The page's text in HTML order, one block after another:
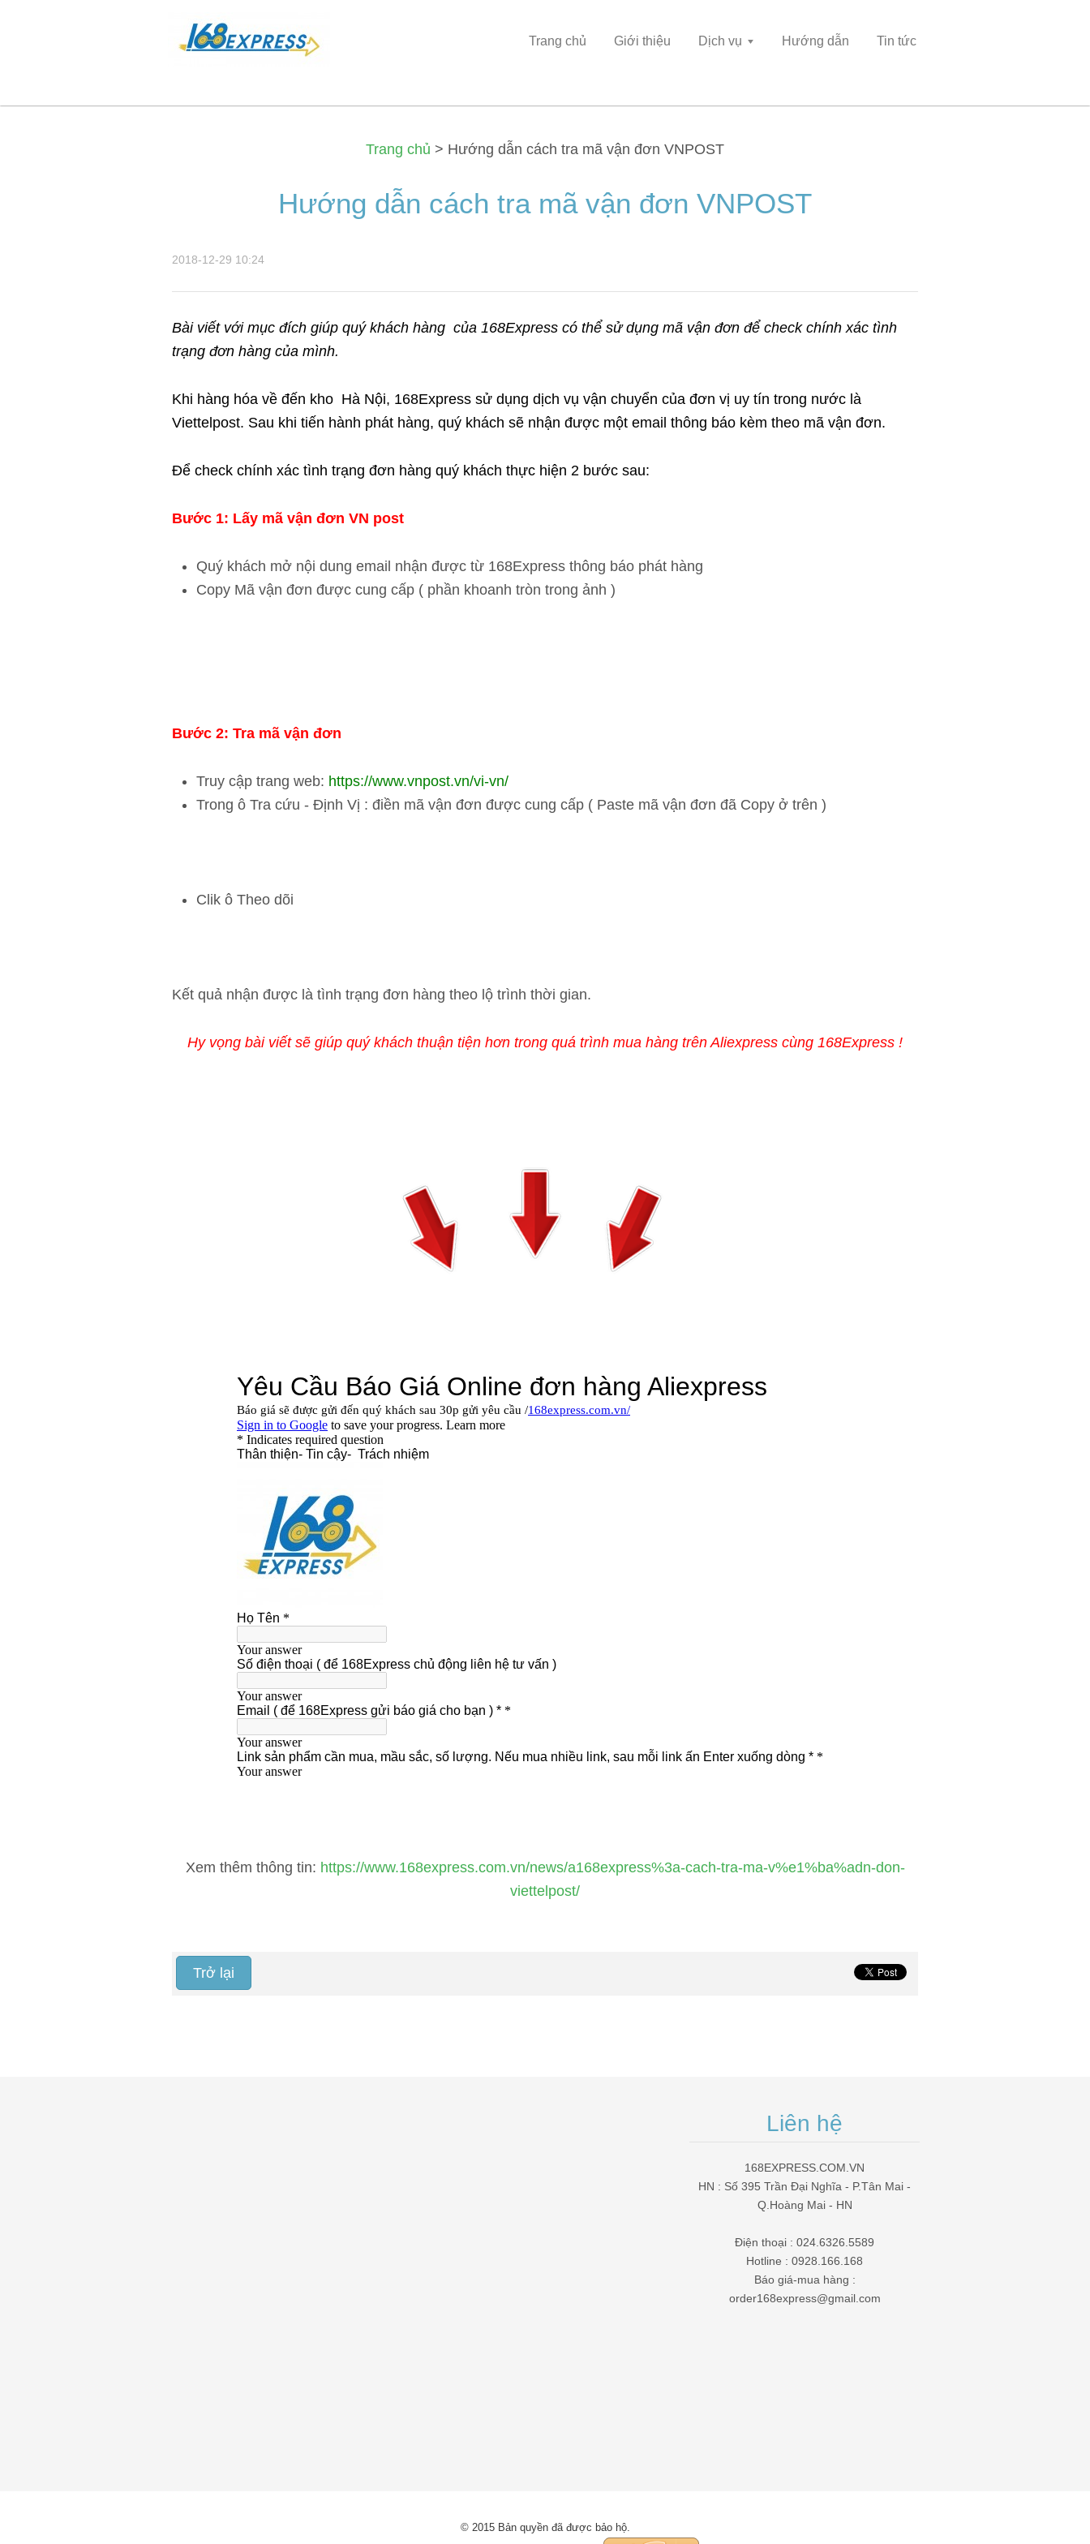
Trang chủ Giới thiệu Dịch vụ Hướng dẫn Tin tức
Trang chủ > Hướng dẫn cách tra mã vận đơn VNPOST
Hướng dẫn cách tra mã vận đơn VNPOST
2018-12-29 10:24
Bài viết với mục đích giúp quý khách hàng của 168Express có thể sử dụng mã vận đơn để check chính xác tình
trạng đơn hàng của mình.
Khi hàng hóa về đến kho Hà Nội, 168Express sử dụng dịch vụ vận chuyển của đơn vị uy tín trong nước là
Viettelpost. Sau khi tiến hành phát hàng, quý khách sẽ nhận được một email thông báo kèm theo mã vận đơn.
Để check chính xác tình trạng đơn hàng quý khách thực hiện 2 bước sau:
Bước 1: Lấy mã vận đơn VN post
Quý khách mở nội dung email nhận được từ 168Express thông báo phát hàng
Copy Mã vận đơn được cung cấp ( phần khoanh tròn trong ảnh )
Bước 2: Tra mã vận đơn
Truy cập trang web: https://www.vnpost.vn/vi-vn/
Trong ô Tra cứu - Định Vị : điền mã vận đơn được cung cấp ( Paste mã vận đơn đã Copy ở trên )
Clik ô Theo dõi
Kết quả nhận được là tình trạng đơn hàng theo lộ trình thời gian.
Hy vọng bài viết sẽ giúp quý khách thuận tiện hơn trong quá trình mua hàng trên Aliexpress cùng 168Express !
Xem thêm thông tin: https://www.168express.com.vn/news/a168express%3a-cach-tra-ma-v%e1%ba%adn-don-
viettelpost/
Trở lại
Liên hệ
168EXPRESS.COM.VN
HN : Số 395 Trần Đại Nghĩa - P.Tân Mai -
Q.Hoàng Mai - HN
Điện thoại : 024.6326.5589
Hotline : 0928.166.168
Báo giá-mua hàng :
order168express@gmail.com
© 2015 Bản quyền đã được bảo hộ.